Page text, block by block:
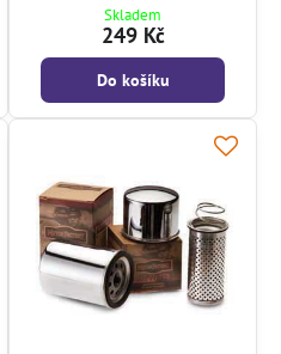
Skladem
249 Kč
Do košíku